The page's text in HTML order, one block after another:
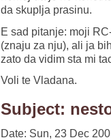
da skuplja prasinu.
E sad pitanje: moji
(znaju za nju), ali ja
zato da vidim sta mi
Voli te Vladana.
Subject:
Date: Sun, 23 Dec